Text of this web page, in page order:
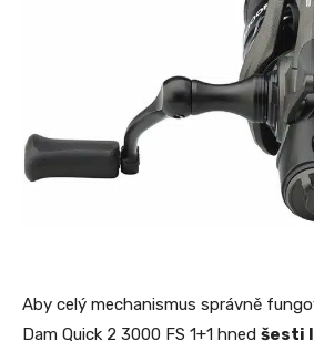
Aby celý mechanismus správně
Dam Quick 2 3000 FS 1+1 hned šesti